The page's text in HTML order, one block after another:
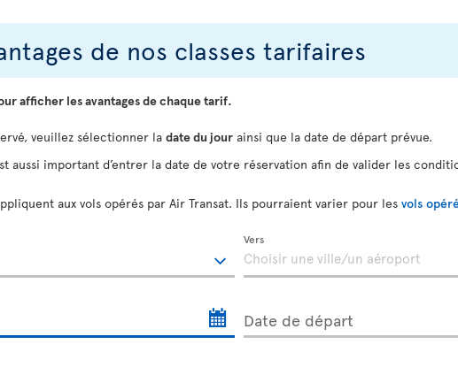
de nos classes tarifaires
afficher les avantages de chaque tarif.
veuillez sélectionner la date du jour ainsi que la date de départ prévue.
aussi important d’entrer la date de votre réservation afin de valider les
aux vols opérés par Air Transat. Ils pourraient varier pour les vols
Vers
Date de départ